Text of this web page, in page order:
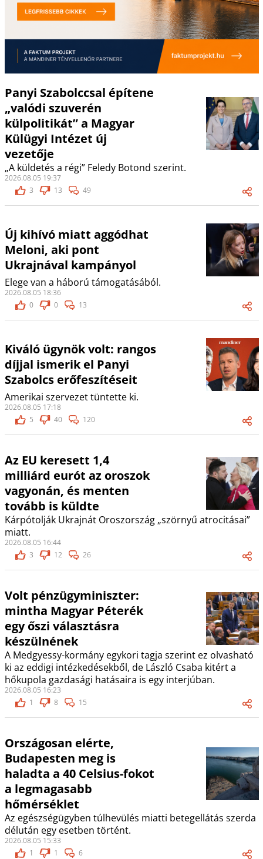
Panyi Szabolccsal építene
„valódi szuverén
külpolitikát” a Magyar
Külügyi Intézet új
vezetője
„A küldetés a régi” Feledy Botond szerint.
2026.08.05 19:37
3
13 49
Új kihívó miatt aggódhat
Meloni, aki pont
Ukrajnával kampányol
Elege van a háború támogatásából.
2026.08.05 18:36
0
0 13
Kiváló ügynök volt: rangos
díjjal ismerik el Panyi
Szabolcs erőfeszítéseit
Amerikai szervezet tüntette ki.
2026.08.05 17:18
5
40 120
Az EU keresett 1,4
milliárd eurót az oroszok
vagyonán, és menten
tovább is küldte
Kárpótolják Ukrajnát Oroszország „szörnyű atrocitásai”
miatt.
2026.08.05 16:44
3
12 26
Volt pénzügyminiszter:
mintha Magyar Péterék
egy őszi választásra
készülnének
A Medgyessy-kormány egykori tagja szerint ez olvasható
ki az eddigi intézkedésekből, de László Csaba kitért a
hőkupola gazdasági hatásaira is egy interjúban.
2026.08.05 16:23
1
8 15
Országosan elérte,
Budapesten meg is
haladta a 40 Celsius-fokot
a legmagasabb
hőmérséklet
Az egészségügyben túlhevülés miatti betegellátás szerda
délután egy esetben történt.
2026.08.05 15:33
1
1 6